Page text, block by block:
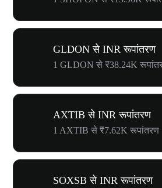
GLDON से INR रूपांतरण
1 GLDON से ₹38.24K
AXTIB से INR रूपांतरण
1 AXTIB से ₹7.62K रूपांतरण
SOXSB से INR रूपांतरण